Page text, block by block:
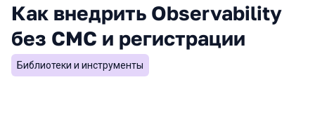
Как внедрить Observability
без СМС и регистрации
Библиотеки и инструменты